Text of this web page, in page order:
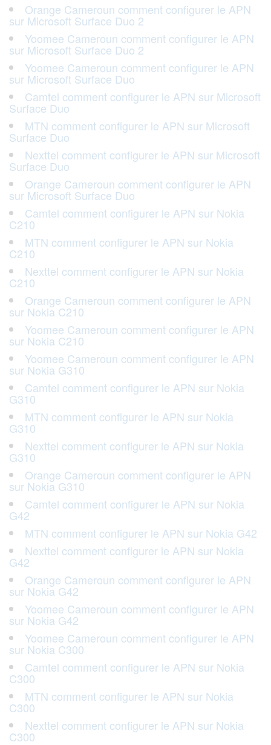
Orange Cameroun comment configurer le APN
sur Microsoft Surface Duo 2
Yoomee Cameroun comment configurer le APN
sur Microsoft Surface Duo 2
Yoomee Cameroun comment configurer le APN
sur Microsoft Surface Duo
Camtel comment configurer le APN sur Microsoft
Surface Duo
MTN comment configurer le APN sur Microsoft
Surface Duo
Nexttel comment configurer le APN sur Microsoft
Surface Duo
Orange Cameroun comment configurer le APN
sur Microsoft Surface Duo
Camtel comment configurer le APN sur Nokia
C210
MTN comment configurer le APN sur Nokia
C210
Nexttel comment configurer le APN sur Nokia
C210
Orange Cameroun comment configurer le APN
sur Nokia C210
Yoomee Cameroun comment configurer le APN
sur Nokia C210
Yoomee Cameroun comment configurer le APN
sur Nokia G310
Camtel comment configurer le APN sur Nokia
G310
MTN comment configurer le APN sur Nokia
G310
Nexttel comment configurer le APN sur Nokia
G310
Orange Cameroun comment configurer le APN
sur Nokia G310
Camtel comment configurer le APN sur Nokia
G42
MTN comment configurer le APN sur Nokia G42
Nexttel comment configurer le APN sur Nokia
G42
Orange Cameroun comment configurer le APN
sur Nokia G42
Yoomee Cameroun comment configurer le APN
sur Nokia G42
Yoomee Cameroun comment configurer le APN
sur Nokia C300
Camtel comment configurer le APN sur Nokia
C300
MTN comment configurer le APN sur Nokia
C300
Nexttel comment configurer le APN sur Nokia
C300